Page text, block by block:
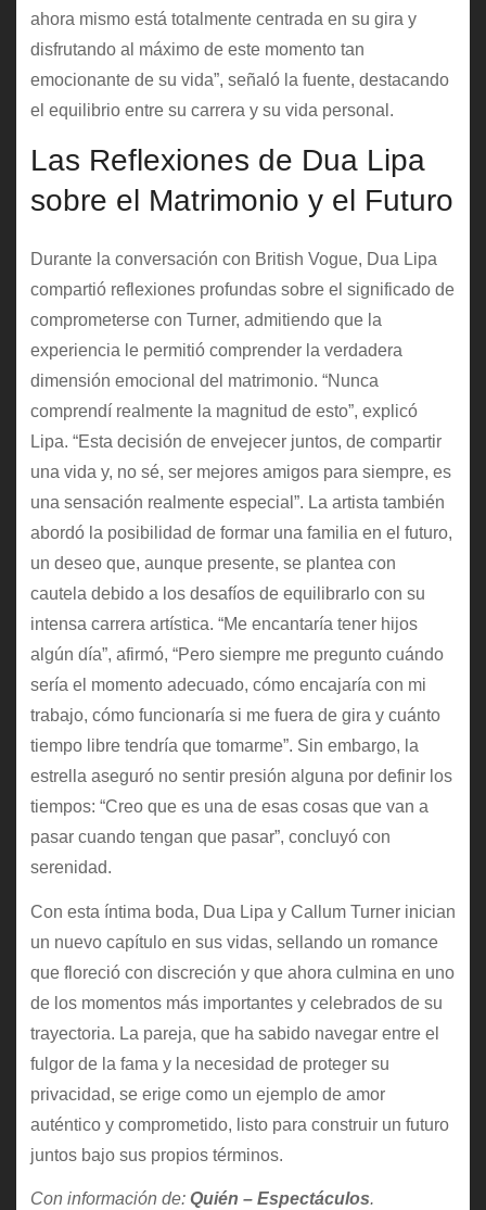
ahora mismo está totalmente centrada en su gira y
disfrutando al máximo de este momento tan
emocionante de su vida”, señaló la fuente, destacando
el equilibrio entre su carrera y su vida personal.
Las Reflexiones de Dua Lipa
sobre el Matrimonio y el Futuro
Durante la conversación con British Vogue, Dua Lipa
compartió reflexiones profundas sobre el significado de
comprometerse con Turner, admitiendo que la
experiencia le permitió comprender la verdadera
dimensión emocional del matrimonio. “Nunca
comprendí realmente la magnitud de esto”, explicó
Lipa. “Esta decisión de envejecer juntos, de compartir
una vida y, no sé, ser mejores amigos para siempre, es
una sensación realmente especial”. La artista también
abordó la posibilidad de formar una familia en el futuro,
un deseo que, aunque presente, se plantea con
cautela debido a los desafíos de equilibrarlo con su
intensa carrera artística. “Me encantaría tener hijos
algún día”, afirmó, “Pero siempre me pregunto cuándo
sería el momento adecuado, cómo encajaría con mi
trabajo, cómo funcionaría si me fuera de gira y cuánto
tiempo libre tendría que tomarme”. Sin embargo, la
estrella aseguró no sentir presión alguna por definir los
tiempos: “Creo que es una de esas cosas que van a
pasar cuando tengan que pasar”, concluyó con
serenidad.
Con esta íntima boda, Dua Lipa y Callum Turner inician
un nuevo capítulo en sus vidas, sellando un romance
que floreció con discreción y que ahora culmina en uno
de los momentos más importantes y celebrados de su
trayectoria. La pareja, que ha sabido navegar entre el
fulgor de la fama y la necesidad de proteger su
privacidad, se erige como un ejemplo de amor
auténtico y comprometido, listo para construir un futuro
juntos bajo sus propios términos.
Con información de: Quién – Espectáculos.